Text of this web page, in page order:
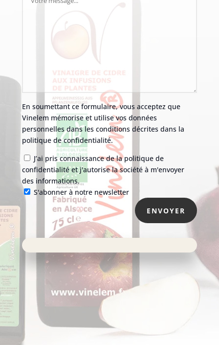
En soumettant ce formulaire, vous acceptez que
Vinelem mémorise et utilise vos données
personnelles dans les conditions décrites dans la
politique de confidentialité.
J’ai pris connaissance de la politique de
confidentialité et j'autorise la société à m'envoyer
des informations.
S'abonner à notre newsletter
ENVOYER